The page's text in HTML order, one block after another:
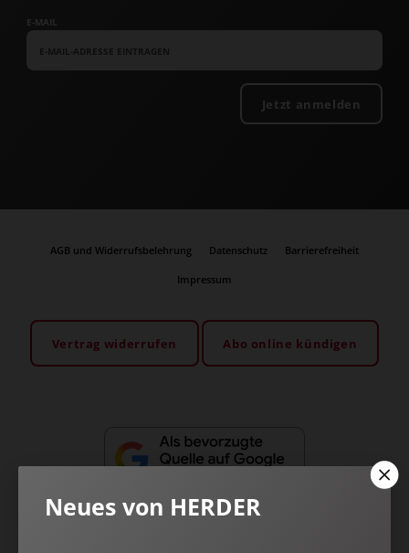
E-MAIL
Jetzt anmelden
AGB und Widerrufsbelehrung Datenschutz Barrierefreiheit
Impressum
Vertrag widerrufen Abo online kündigen
Neues von HERDER